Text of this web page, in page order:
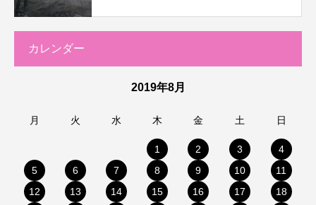
カレンダー
2019年8月
月 火 水 木 金 土 日
1 2 3
4
5
6 7 8 9 10
11
12
13 14 15 16 17
18